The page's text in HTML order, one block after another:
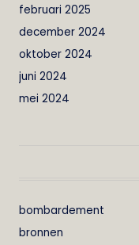
februari 2025
december 2024
oktober 2024
juni 2024
mei 2024
bombardement
bronnen